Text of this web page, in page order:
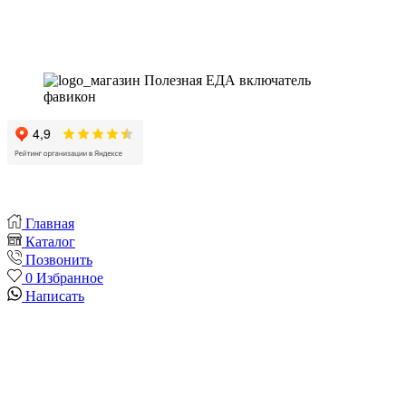
Главная
Каталог
Позвонить
0 Избранное
Написать